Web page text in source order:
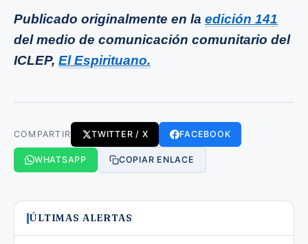
Publicado originalmente en la edición 141
del medio de comunicación comunitario del
ICLEP, El Espirituano.
COMPARTIR TWITTER / X FACEBOOK
WHATSAPP COPIAR ENLACE
ÚLTIMAS ALERTAS